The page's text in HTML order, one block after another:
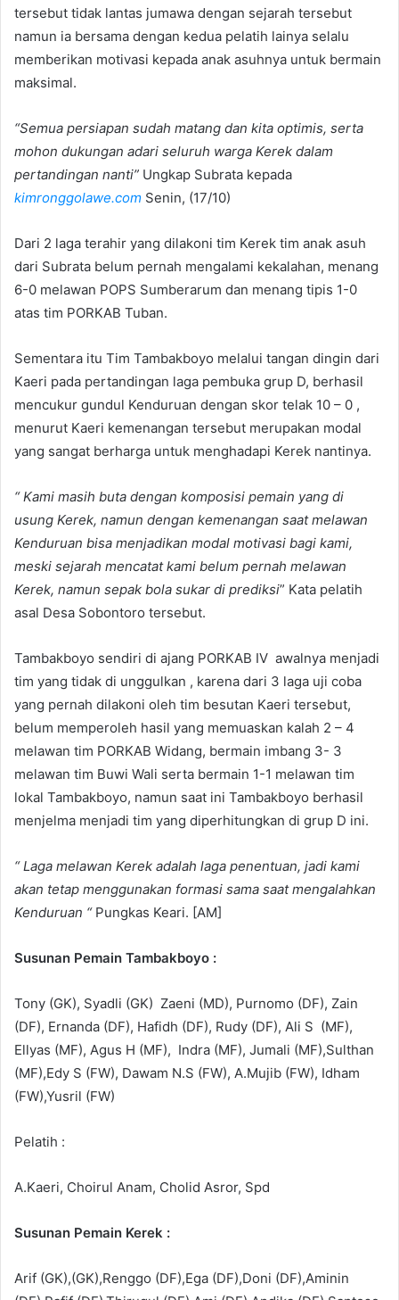
tersebut tidak lantas jumawa dengan sejarah tersebut
namun ia bersama dengan kedua pelatih lainya selalu
memberikan motivasi kepada anak asuhnya untuk bermain
maksimal.
“Semua persiapan sudah matang dan kita optimis, serta
mohon dukungan adari seluruh warga Kerek dalam
pertandingan nanti” Ungkap Subrata kepada
kimronggolawe.com Senin, (17/10)
Dari 2 laga terahir yang dilakoni tim Kerek tim anak asuh
dari Subrata belum pernah mengalami kekalahan, menang
6-0 melawan POPS Sumberarum dan menang tipis 1-0
atas tim PORKAB Tuban.
Sementara itu Tim Tambakboyo melalui tangan dingin dari
Kaeri pada pertandingan laga pembuka grup D, berhasil
mencukur gundul Kenduruan dengan skor telak 10 – 0 ,
menurut Kaeri kemenangan tersebut merupakan modal
yang sangat berharga untuk menghadapi Kerek nantinya.
“ Kami masih buta dengan komposisi pemain yang di
usung Kerek, namun dengan kemenangan saat melawan
Kenduruan bisa menjadikan modal motivasi bagi kami,
meski sejarah mencatat kami belum pernah melawan
Kerek, namun sepak bola sukar di prediksi” Kata pelatih
asal Desa Sobontoro tersebut.
Tambakboyo sendiri di ajang PORKAB IV awalnya menjadi
tim yang tidak di unggulkan , karena dari 3 laga uji coba
yang pernah dilakoni oleh tim besutan Kaeri tersebut,
belum memperoleh hasil yang memuaskan kalah 2 – 4
melawan tim PORKAB Widang, bermain imbang 3- 3
melawan tim Buwi Wali serta bermain 1-1 melawan tim
lokal Tambakboyo, namun saat ini Tambakboyo berhasil
menjelma menjadi tim yang diperhitungkan di grup D ini.
“ Laga melawan Kerek adalah laga penentuan, jadi kami
akan tetap menggunakan formasi sama saat mengalahkan
Kenduruan “Pungkas Keari. [AM]
Susunan Pemain Tambakboyo :
Tony (GK), Syadli (GK) Zaeni (MD), Purnomo (DF), Zain
(DF), Ernanda (DF), Hafidh (DF), Rudy (DF), Ali S (MF),
Ellyas (MF), Agus H (MF), Indra (MF), Jumali (MF),Sulthan
(MF),Edy S (FW), Dawam N.S (FW), A.Mujib (FW), Idham
(FW),Yusril (FW)
Pelatih :
A.Kaeri, Choirul Anam, Cholid Asror, Spd
Susunan Pemain Kerek :
Arif (GK),(GK),Renggo (DF),Ega (DF),Doni (DF),Aminin